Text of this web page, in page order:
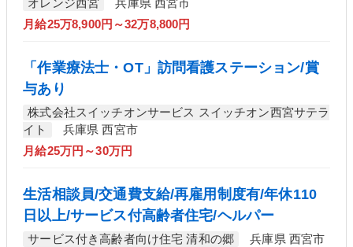
オレンジ西宮
兵庫県 西宮市
月給25万8,900円～32万8,800円
「作業療法士・OT」訪問看護ステーション/賞
与あり
株式会社スイッチオンサービス スイッチオン西宮サテラ
イト
兵庫県 西宮市
月給25万円～30万円
生活相談員/交通費支給/再雇用制度有/年休110
日以上/サービス付高齢者住宅/ヘルパー
サービス付き高齢者向け住宅 清和の郷
兵庫県 西宮市